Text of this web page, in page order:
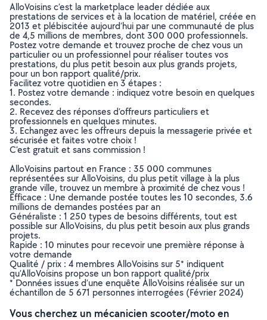
AlloVoisins c’est la marketplace leader dédiée aux
prestations de services et à la location de matériel, créée en
2013 et plébiscitée aujourd’hui par une communauté de plus
de 4,5 millions de membres, dont 300 000 professionnels.
Postez votre demande et trouvez proche de chez vous un
particulier ou un professionnel pour réaliser toutes vos
prestations, du plus petit besoin aux plus grands projets,
pour un bon rapport qualité/prix.
Facilitez votre quotidien en 3 étapes :
1. Postez votre demande : indiquez votre besoin en quelques
secondes.
2. Recevez des réponses d’offreurs particuliers et
professionnels en quelques minutes.
3. Echangez avec les offreurs depuis la messagerie privée et
sécurisée et faites votre choix !
C’est gratuit et sans commission !
AlloVoisins partout en France : 35 000 communes
représentées sur AlloVoisins, du plus petit village à la plus
grande ville, trouvez un membre à proximité de chez vous !
Efficace : Une demande postée toutes les 10 secondes, 3.6
millions de demandes postées par an
Généraliste : 1 250 types de besoins différents, tout est
possible sur AlloVoisins, du plus petit besoin aux plus grands
projets.
Rapide : 10 minutes pour recevoir une première réponse à
votre demande
Qualité / prix : 4 membres AlloVoisins sur 5* indiquent
qu’AlloVoisins propose un bon rapport qualité/prix
* Données issues d’une enquête AlloVoisins réalisée sur un
échantillon de 5 671 personnes interrogées (Février 2024)
Vous cherchez un mécanicien scooter/moto en